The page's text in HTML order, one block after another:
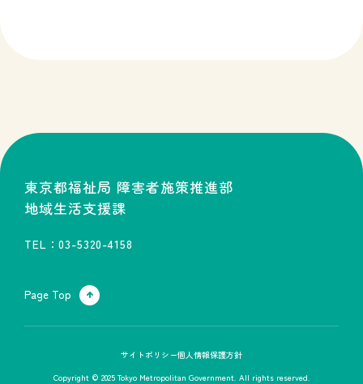
東京都福祉局 障害者施策推進部
地域生活支援課
TEL：03-5320-4158
Page Top
サイトポリシー個人情報保護方針
Copyright © 2025 Tokyo Metropolitan Government. All rights reserved.